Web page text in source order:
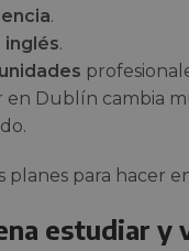
.
inglés.
en Dublín cambia
planes para hacer
estudiar y